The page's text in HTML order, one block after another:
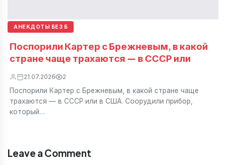
АНЕКДОТЫ БЕЗ Б
Поспорили Картер с Брежневым, в какой
стране чаще трахаются — в СССР или
21.07.2026 2
Поспорили Картер с Брежневым, в какой стране чаще
трахаются — в СССР или в США. Соорудили прибор,
который…
Leave a Comment